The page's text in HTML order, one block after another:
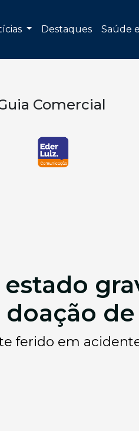
Destaques Saúde
Comercial
ferido em